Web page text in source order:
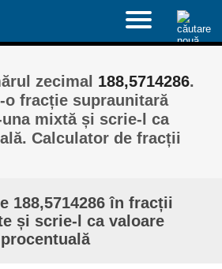
zecimal 188,5714286.
fracție supraunitară
mixtă și scrie-l ca
Calculator de fracții
188,5714286 în fracții
și scrie-l ca valoare
procentuală